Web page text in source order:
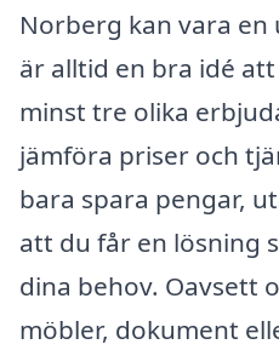
Norberg kan vara
är alltid en bra idé
minst tre olika
jämföra priser och
bara spara pengar,
att du får en lösning
dina behov. Oavsett
möbler, dokument